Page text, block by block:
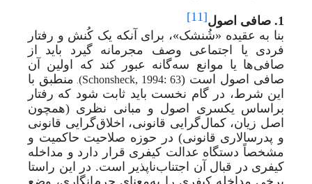
1. صافی اصول
[11]
بنا به عقیده «شُنشک»، برای آنکه یک کُنش و رفتار
فردی یا اجتماعی وصف مجرمانه گیرد باید از
صافی‌ها یا موانع سه‌گانه عبور کند که اولین آن
صافی اصول است ((Schonsheck, 1994: 63
. منطبق با
این شرط، در گام نخست باید ثابت شود که رفتار
براساس یکسری اصول و مبانی نظری (همچون
اصل زیان، کمال‌گرایی قانونی، اخلاق‌گرایی قانونی
و پدرسالاری قانونی) در حوزه صلاحیت حاکمیت و
مشخصاً دستگاه عدالت کیفری قرار دارد و مداخله
کیفری در قبال آن اجتناب‌ناپذیر است. در این راستا